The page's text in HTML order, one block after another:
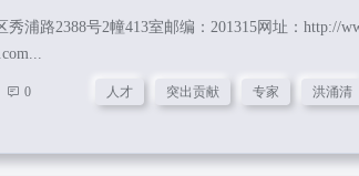
浦路2388号2幢413室邮编：201315网址：http://
0 人才 突出贡献 专家 洪涌清